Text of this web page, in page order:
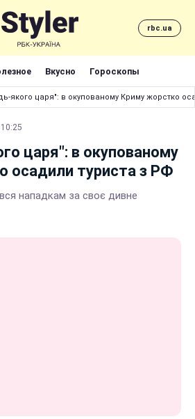
rbc.ua
Вкусно Гороскопы
якого царя": в окупованому Криму жорстко
царя": в окупованому
осадили туриста з РФ
нападкам за своє дивне